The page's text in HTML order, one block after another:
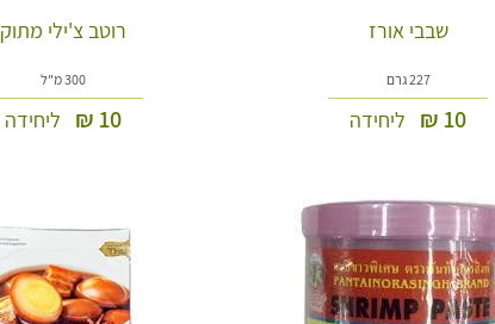
שבבי אורז
227 גרם
10
₪ ליחידה
רוטב צ'ילי מתוק
300 מ"ל
10
₪ ליחידה